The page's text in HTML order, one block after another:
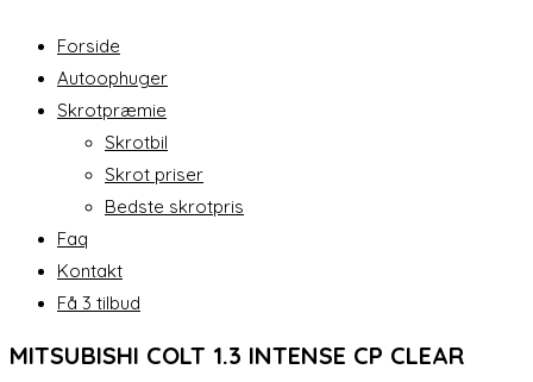
Forside
Autoophuger
Skrotpræmie
Skrotbil
Skrot priser
Bedste skrotpris
Faq
Kontakt
Få 3 tilbud
MITSUBISHI COLT 1.3 INTENSE CP CLEAR